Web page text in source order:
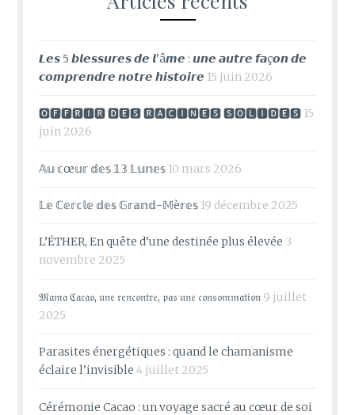
𝙇𝙚𝙨 5 𝙗𝙡𝙚𝙨𝙨𝙪𝙧𝙚𝙨 𝙙𝙚 𝙡’â𝙢𝙚 : 𝙪𝙣𝙚 𝙖𝙪𝙩𝙧𝙚 𝙛𝙖ç𝙤𝙣 𝙙𝙚
𝙘𝙤𝙢𝙥𝙧𝙚𝙣𝙙𝙧𝙚 𝙣𝙤𝙩𝙧𝙚 𝙝𝙞𝙨𝙩𝙤𝙞𝙧𝙚 15 juin 2026
🅾🅵🅵🆁🅸🆁 🅳🅴🆂 🆁🅰🅲🅸🅽🅴🆂 🆂🅾🅻🅸🅳🅴🆂 15
juin 2026
𝔸𝕦 𝕔œ𝕦𝕣 𝕕𝕖𝕤 𝟙𝟛 𝕃𝕦𝕟𝕖𝕤 10 mars 2026
𝕃𝕖 ℂ𝕖𝕣𝕔𝕝𝕖 𝕕𝕖𝕤 𝔾𝕣𝕒𝕟𝕕-𝕄è𝕣𝕖𝕤 19 décembre 2025
L’ÉTHER, En quête d’une destinée plus élevée 3
novembre 2025
𝔐𝔞𝔪𝔞 ℭ𝔞𝔠𝔞𝔬, 𝔲𝔫𝔢 𝔯𝔢𝔫𝔠𝔬𝔫𝔱𝔯𝔢, 𝔭𝔞𝔰 𝔲𝔫𝔢 𝔠𝔬𝔫𝔰𝔬𝔪𝔪𝔞𝔱𝔦𝔬𝔫 9 juillet
2025
Parasites énergétiques : quand le chamanisme
éclaire l’invisible 4 juillet 2025
Cérémonie Cacao : un voyage sacré au cœur de soi